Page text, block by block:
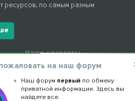
ресурсов, по самым разным
Наши контакты
Обратная связь
Конфиденциальность
на наш форум
Наш форум первый по обмену
приватной информации. Здесь вы
найдете все.